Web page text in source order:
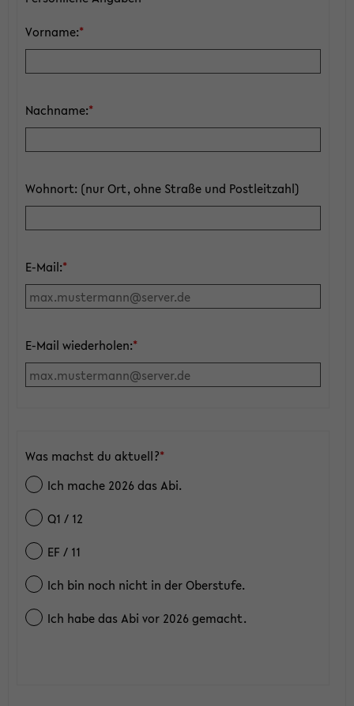
Vorname:*
Nachname:*
Wohnort: (nur Ort, ohne Straße und Postleitzahl)
E-Mail:*
E-Mail wiederholen:*
Was machst du aktuell?*
Ich mache 2026 das Abi.
Q1 / 12
EF / 11
Ich bin noch nicht in der Oberstufe.
Ich habe das Abi vor 2026 gemacht.